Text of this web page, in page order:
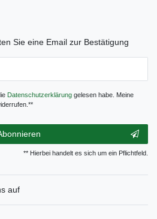
Sie eine Email zur Bestätigung
Daten­schutz­erklärunggelesen habe. Meine
** Hierbei handelt es sich um ein Pflichtfeld.
auf